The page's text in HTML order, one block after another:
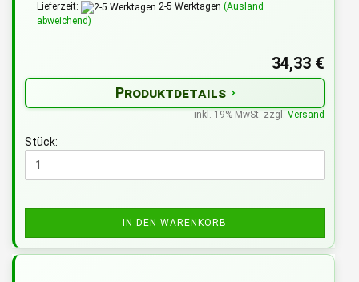
Lieferzeit:
2-5 Werktagen (Ausland
abweichend)
34,33 €
Produktdetails
inkl. 19% MwSt. zzgl. Versand
Stück:
IN DEN WARENKORB